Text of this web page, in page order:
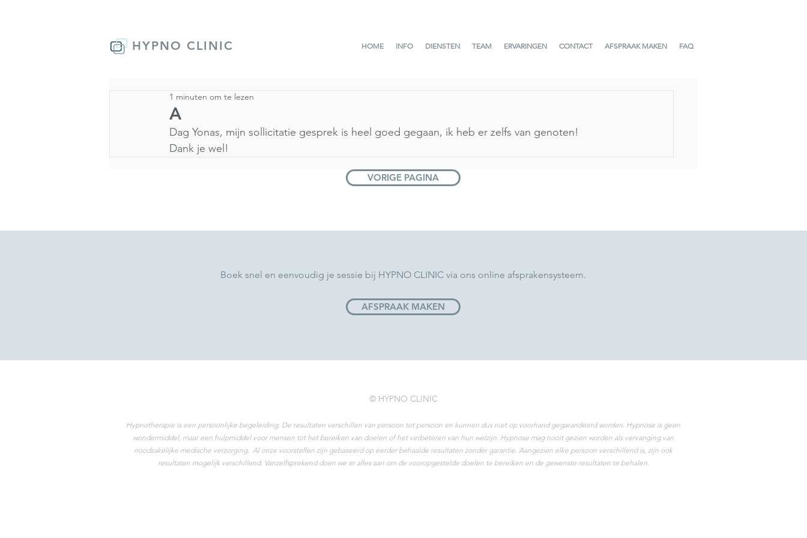
HYPNO CLINIC HOME INFO DIENSTEN TEAM ERVARINGEN CONTACT AFSPRAAK MAKEN FAQ
A
1 minuten om te lezen
Dag Yonas, mijn sollicitatie gesprek is heel goed gegaan, ik heb er zelfs van genoten!
Dank je wel!
VORIGE PAGINA
Boek snel en eenvoudig je sessie bij HYPNO CLINIC via ons online afsprakensysteem.
AFSPRAAK MAKEN
© HYPNO CLINIC
Hypnotherapie is een persoonlijke begeleiding. De resultaten verschillen van persoon tot persoon en kunnen dus niet op voorhand gegarandeerd worden. Hypnose is geen
wondermiddel, maar een hulpmiddel voor mensen tot het bereiken van doelen of het verbeteren van hun welzijn. Hypnose mag nooit gezien worden als vervanging van
noodzakelijke medische verzorging. Al onze voorstellen zijn gebaseerd op eerder behaalde resultaten zonder garantie. Aangezien elke persoon verschillend is, zijn ook
resultaten mogelijk verschillend. Vanzelfsprekend doen we er alles aan om de vooropgestelde doelen te bereiken en de gewenste resultaten te behalen.